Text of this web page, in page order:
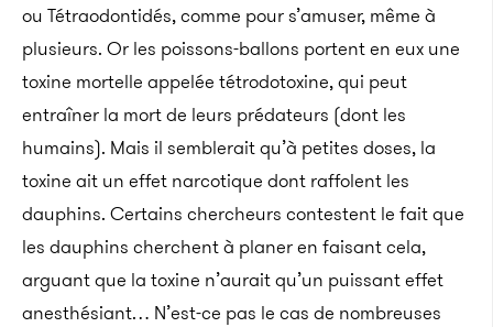
ou Tétraodontidés, comme pour s’amuser, même à
plusieurs. Or les poissons-ballons portent en eux une
toxine mortelle appelée tétrodotoxine, qui peut
entraîner la mort de leurs prédateurs (dont les
humains). Mais il semblerait qu’à petites doses, la
toxine ait un effet narcotique dont raffolent les
dauphins. Certains chercheurs contestent le fait que
les dauphins cherchent à planer en faisant cela,
arguant que la toxine n’aurait qu’un puissant effet
anesthésiant… N’est-ce pas le cas de nombreuses